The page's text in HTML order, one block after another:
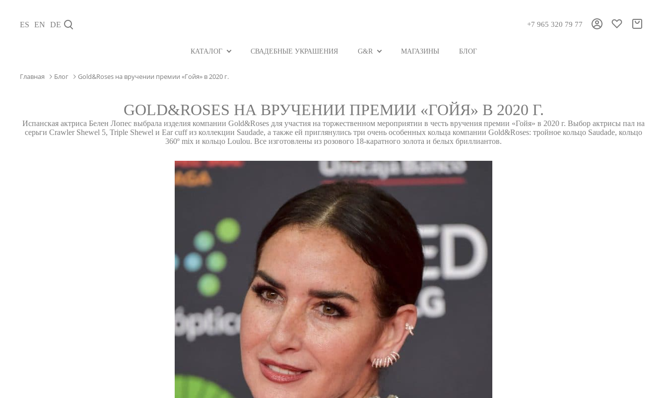
ES EN DE +7 965 320 79 77
КАТАЛОГ СВАДЕБНЫЕ УКРАШЕНИЯ G&R МАГАЗИНЫ БЛОГ
Главная Блог Gold&Roses на вручении премии «Гойя» в 2020 г.
GOLD&ROSES НА ВРУЧЕНИИ ПРЕМИИ «ГОЙЯ» В 2020 Г.
Испанская актриса Белен Лопес выбрала изделия компании Gold&Roses для участия на торжественном мероприятии в честь вручения премии «Гойя» в 2020 г. Выбор актрисы пал на
серьги Crawler Shewel 5, Triple Shewel и Ear cuff из коллекции Saudade, а также ей приглянулись три очень особенных кольца компании Gold&Roses: тройное кольцо Saudade, кольцо
360º mix и кольцо Loulou. Все изготовлены из розового 18-каратного золота и белых бриллиантов.